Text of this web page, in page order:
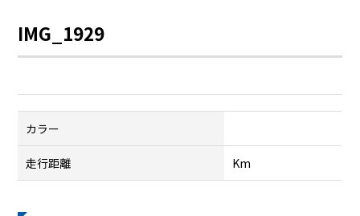
IMG_1929
カラー
走行距離 Km